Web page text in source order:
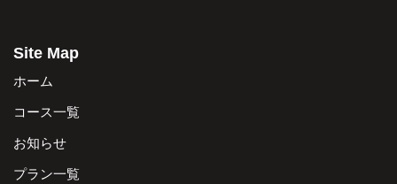
Site Map
ホーム
コース一覧
お知らせ
プラン一覧